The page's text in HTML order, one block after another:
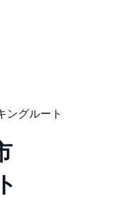
ングルート